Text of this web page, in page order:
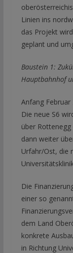
Linien ins
das Projekt
geplant und
Baustein 1:
Hauptbahnhof
Anfang
Die neue S6
über
dann weiter
Urfahr/Ost, die
Die
einer so
dem Land
konkrete
in Richtung